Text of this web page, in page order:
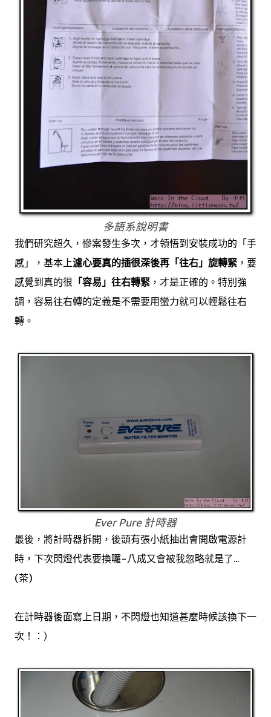
多語系說明書
我們研究超久，慘案發生多次，才領悟到安裝成功的「手
感」，基本上濾心要真的插很深後再「往右」旋轉緊 ，要
感覺到真的很 「容易」往右轉緊 ，才是正確的。特別強
調，容易往右轉的定義是不需要用蠻力就可以輕鬆往右
轉。
Ever Pure 計時器
最後，將計時器拆開，後頭有張小紙抽出會開啟電源計
時，下次閃燈代表要換囉~八成又會被我忽略就是了...
(茶)
在計時器後面寫上日期，不閃燈也知道甚麼時候該換下一
次！：）